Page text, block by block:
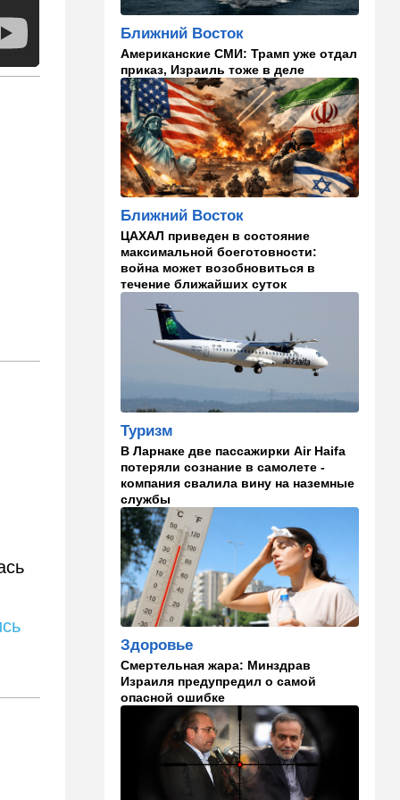
каникулах
Спор, которому нет конца:
кто умнее - кошки или
собаки? Ученые дали ответ
14:41 Ближний Восток
Россия и Китай усиливают
поддержку Ирана: война с
США меняет баланс сил
14:18 Мнения
"Это ваше туда-сюда
страшно раздражает"
14:06
Что изменилось в аэропорту
Бен-Гурион после войны:
новые правила,
безопасность и советы
легче переносить стресс:
что выяснили ученые
13:47 Ближний Восток
Турция все ближе подходит
к опасной черте в
отношениях с Израилем:
провокационное заявление
13:45 В мире
предупреждать соседей об
опасном вирусе
13:22 Стиль жизни
Что действительно помогает
пережить израильскую
жару, а что является мифом.
Разбираемся
Ближний Восток
Американские СМИ: Трамп уже отдал
приказ, Израиль тоже в деле
Ближний Восток
ЦАХАЛ приведен в состояние
максимальной боеготовности:
война может возобновиться в
течение ближайших суток
Туризм
В Ларнаке две пассажирки Air Haifa
потеряли сознание в самолете -
компания свалила вину на наземные
службы
Здоровье
Смертельная жара: Минздрав
Израиля предупредил о самой
опасной ошибке